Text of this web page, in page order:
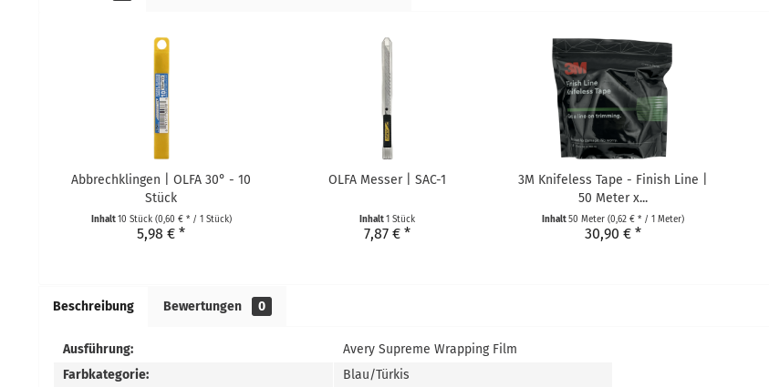
Abbrechklingen | OLFA 30° - 10
Stück
Inhalt10 Stück (0,60 € * / 1 Stück)
5,98 € *
OLFA Messer | SAC-1
Inhalt1 Stück
7,87 € *
3M Knifeless Tape - Finish Line |
50 Meter x...
Inhalt50 Meter (0,62 € * / 1 Meter)
30,90 € *
Beschreibung Bewertungen 0
Ausführung:
Avery Supreme Wrapping Film
Farbkategorie:
Blau/Türkis